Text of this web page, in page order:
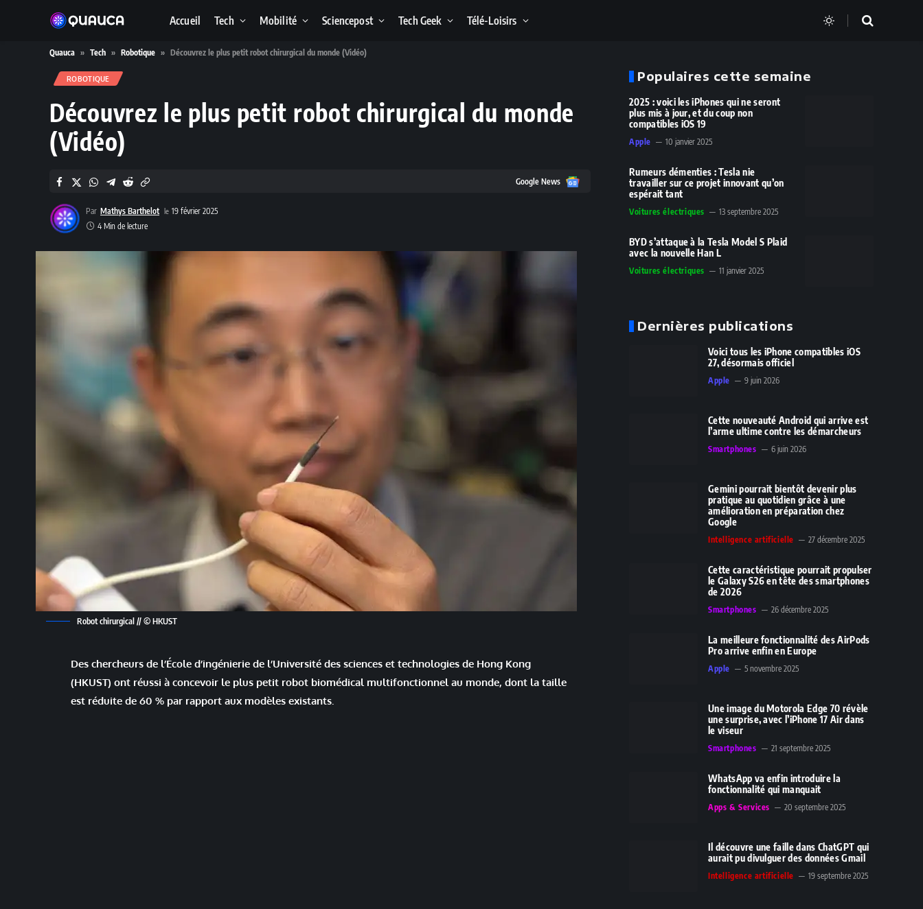
Accueil Tech Mobilité Sciencepost Tech Geek Télé-Loisirs
Quauca » Tech » Robotique » Découvrez le plus petit robot chirurgical du monde (Vidéo)
ROBOTIQUE
Découvrez le plus petit robot chirurgical du monde
(Vidéo)
Par Mathys Barthelot
19 février 2025
4 Min de lecture
Google News Google
Robot chirurgical // © HKUST
Des chercheurs de l’École d’ingénierie de l’Université des sciences et technologies de Hong Kong
(HKUST) ont réussi à concevoir le plus petit robot biomédical multifonctionnel au monde, dont la taille
est réduite de 60 % par rapport aux modèles existants.
Populaires cette semaine
2025 : voici les iPhones qui ne seront
plus mis à jour, et du coup non
compatibles iOS 19
Apple 10 janvier 2025
Rumeurs démenties : Tesla nie
travailler sur ce projet innovant qu’on
espérait tant
Voitures électriques 13 septembre 2025
BYD s’attaque à la Tesla Model S Plaid
avec la nouvelle Han L
Voitures électriques 11 janvier 2025
Dernières publications
Voici tous les iPhone compatibles iOS
27, désormais officiel
Apple 9 juin 2026
Cette nouveauté Android qui arrive est
l’arme ultime contre les démarcheurs
Smartphones 6 juin 2026
Gemini pourrait bientôt devenir plus
pratique au quotidien grâce à une
amélioration en préparation chez
Google
Intelligence artificielle 27 décembre 2025
Cette caractéristique pourrait propulser
le Galaxy S26 en tête des smartphones
de 2026
Smartphones 26 décembre 2025
La meilleure fonctionnalité des AirPods
Pro arrive enfin en Europe
Apple 5 novembre 2025
Une image du Motorola Edge 70 révèle
une surprise, avec l’iPhone 17 Air dans
le viseur
Smartphones 21 septembre 2025
WhatsApp va enfin introduire la
fonctionnalité qui manquait
Apps & Services 20 septembre 2025
Il découvre une faille dans ChatGPT qui
aurait pu divulguer des données Gmail
Intelligence artificielle 19 septembre 2025